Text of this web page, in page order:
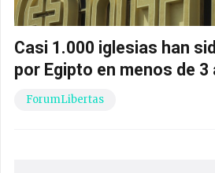
Casi 1.000 iglesias han
por Egipto en menos de 3
ForumLibertas